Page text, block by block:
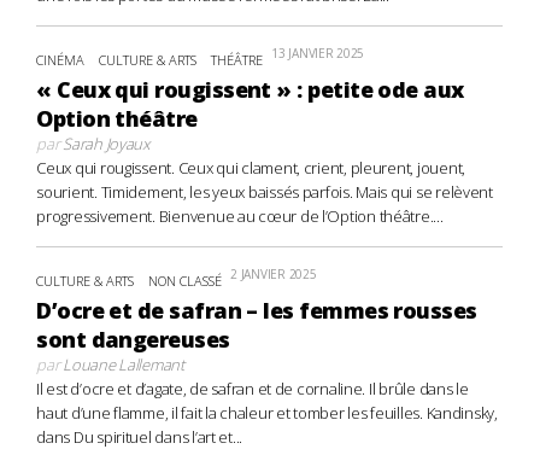
CINÉMA CULTURE & ARTS THÉÂTRE 13 JANVIER 2025
« Ceux qui rougissent » : petite ode aux
Option théâtre
parSarah Joyaux
Ceux qui rougissent. Ceux qui clament, crient, pleurent, jouent,
sourient. Timidement, les yeux baissés parfois. Mais qui se relèvent
progressivement. Bienvenue au cœur de l’Option théâtre....
CULTURE & ARTS NON CLASSÉ 2 JANVIER 2025
D’ocre et de safran – les femmes rousses
sont dangereuses
parLouane Lallemant
Il est d’ocre et d’agate, de safran et de cornaline. Il brûle dans le
haut d’une flamme, il fait la chaleur et tomber les feuilles. Kandinsky,
dans Du spirituel dans l’art et...